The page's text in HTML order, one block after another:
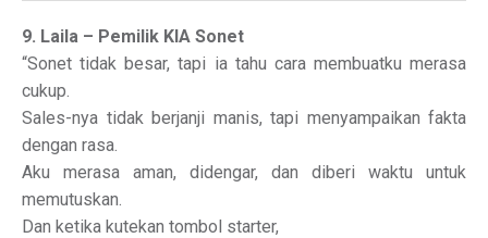
9. Laila – Pemilik KIA Sonet
“Sonet tidak besar, tapi ia tahu cara membuatku merasa
cukup.
Sales-nya tidak berjanji manis, tapi menyampaikan fakta
dengan rasa.
Aku merasa aman, didengar, dan diberi waktu untuk
memutuskan.
Dan ketika kutekan tombol starter,